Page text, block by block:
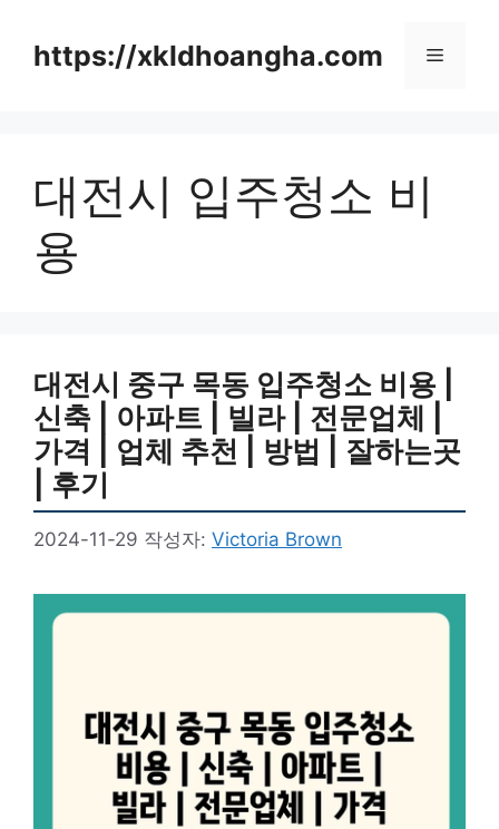
https://xkldhoangha.com 메
대전시 입주청소 비
용
대전시 중구 목동 입주청소 비용 |
신축 | 아파트 | 빌라 | 전문업체 |
가격 | 업체 추천 | 방법 | 잘하는곳
| 후기
2024-11-29 작성자: Victoria Brown